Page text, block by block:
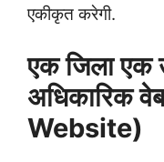
एकीकृत करेगी.
एक जिला एक
अधिकारिक
Website)